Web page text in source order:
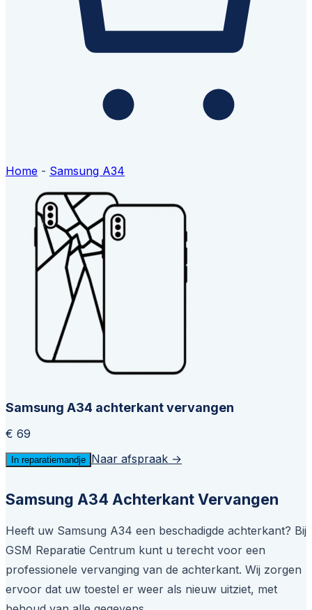
Home - Samsung A34
Samsung A34 achterkant vervangen
€ 69
In reparatiemandje Naar afspraak →
Samsung A34 Achterkant Vervangen
Heeft uw Samsung A34 een beschadigde achterkant? Bij
GSM Reparatie Centrum kunt u terecht voor een
professionele vervanging van de achterkant. Wij zorgen
ervoor dat uw toestel er weer als nieuw uitziet, met